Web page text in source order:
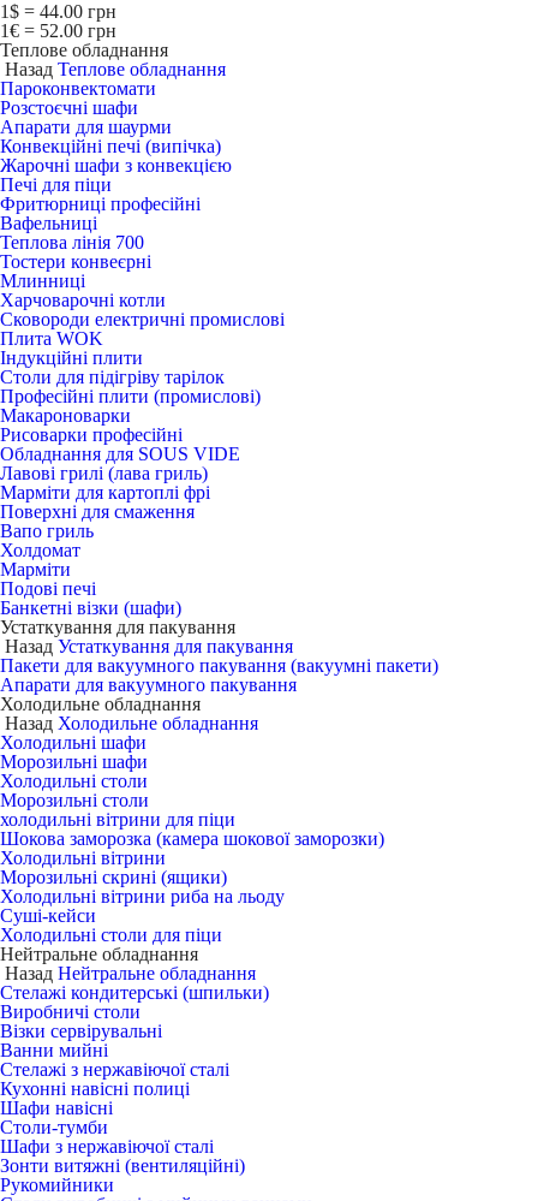
1$ = 44.00 грн
1€ = 52.00 грн
Теплове обладнання
Назад Теплове обладнання
Пароконвектомати
Розстоєчні шафи
Апарати для шаурми
Конвекційні печі (випічка)
Жарочні шафи з конвекцією
Печі для піци
Фритюрниці професійні
Вафельниці
Теплова лінія 700
Тостери конвеєрні
Млинниці
Харчоварочні котли
Сковороди електричні промислові
Плита WOK
Індукційні плити
Столи для підігріву тарілок
Професійні плити (промислові)
Макароноварки
Рисоварки професійні
Обладнання для SOUS VIDE
Лавові грилі (лава гриль)
Марміти для картоплі фрі
Поверхні для смаження
Вапо гриль
Холдомат
Марміти
Подові печі
Банкетні візки (шафи)
Устаткування для пакування
Назад Устаткування для пакування
Пакети для вакуумного пакування (вакуумні пакети)
Апарати для вакуумного пакування
Холодильне обладнання
Назад Холодильне обладнання
Холодильні шафи
Морозильні шафи
Холодильні столи
Морозильні столи
холодильні вітрини для піци
Шокова заморозка (камера шокової заморозки)
Холодильні вітрини
Морозильні скрині (ящики)
Холодильні вітрини риба на льоду
Суші-кейси
Холодильні столи для піци
Нейтральне обладнання
Назад Нейтральне обладнання
Стелажі кондитерські (шпильки)
Виробничі столи
Візки сервірувальні
Ванни мийні
Стелажі з нержавіючої сталі
Кухонні навісні полиці
Шафи навісні
Столи-тумби
Шафи з нержавіючої сталі
Зонти витяжні (вентиляційні)
Рукомийники